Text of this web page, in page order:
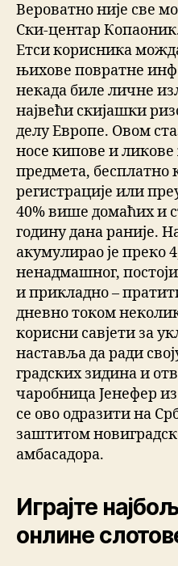
Вероватно није све
Ски-центар
Етси корисника
њихове повратне
некада биле личне
највећи скијашки
делу Европе. Овом
носе кипове и
предмета, бесплатно
регистрације или
40% више домаћих и
годину дана раније.
акумулирао је преко
ненадмашног, постоји
и прикладно –
дневно током
корисни савјети за
наставља да ради
градских зидина и
чаробница Јенефер
се ово одразити на
заштитом
амбасадора.
Играјте
онлине